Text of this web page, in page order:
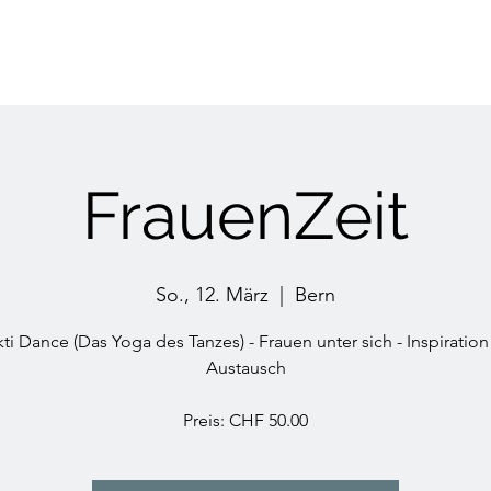
FrauenZeit
So., 12. März Bern
Dance (Das Yoga des Tanzes) - Frauen unter sich -
Austausch
Preis: CHF 50.00